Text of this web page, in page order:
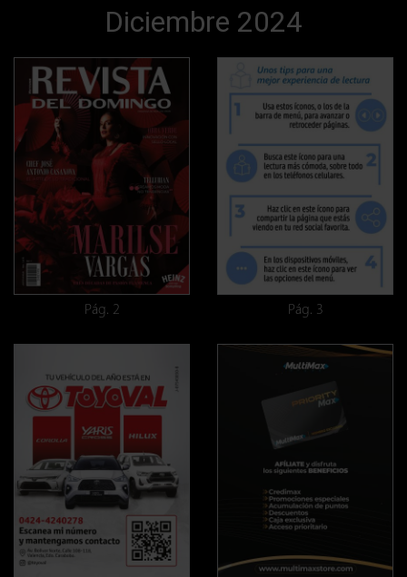
Diciembre 2024
Pág. 2 Pág. 3